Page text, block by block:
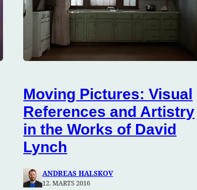
Moving Pictures: Visual
References and Artistry
in the Works of David
Lynch
ANDREAS HALSKOV
12. MARTS 2016